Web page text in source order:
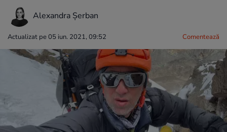
Alexandra Șerban
Actualizat pe 05 iun. 2021, 09:52 Comentează